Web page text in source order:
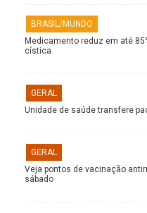
BRASIL/MUNDO
Medicamento reduz em até
cística
GERAL
Unidade de saúde transfere
GERAL
Veja pontos de vacinação
sábado